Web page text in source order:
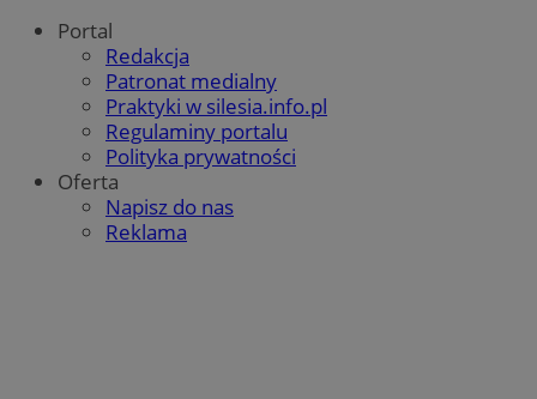
Portal
Redakcja
Patronat medialny
Praktyki w silesia.info.pl
Regulaminy portalu
Polityka prywatności
Oferta
Napisz do nas
Reklama